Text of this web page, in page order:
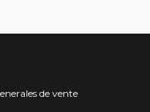
de vente